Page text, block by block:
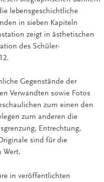
lebensgeschichtliche
in sieben Kapiteln
zeigt in ästhetischen
des Schüler-
Gegenstände der
Verwandten sowie Fotos
zum einen den
zum anderen die
Entrechtung,
sind für die
Wert.
in veröffentlichten